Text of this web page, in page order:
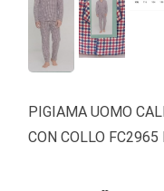
PIGIAMA UOMO
CON COLLO